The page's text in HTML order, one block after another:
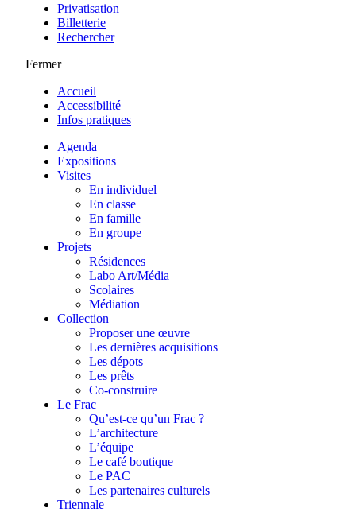
Privatisation
Billetterie
Rechercher
Fermer
Accueil
Accessibilité
Infos pratiques
Agenda
Expositions
Visites
En individuel
En classe
En famille
En groupe
Projets
Résidences
Labo Art/Média
Scolaires
Médiation
Collection
Proposer une œuvre
Les dernières acquisitions
Les dépots
Les prêts
Co-construire
Le Frac
Qu’est-ce qu’un Frac ?
L’architecture
L’équipe
Le café boutique
Le PAC
Les partenaires culturels
Triennale